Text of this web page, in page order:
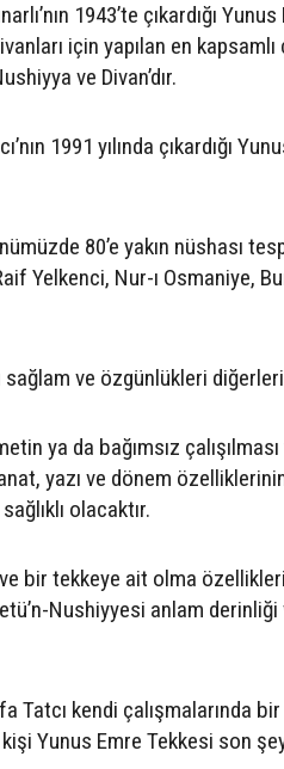
1943’te çıkardığı
için yapılan en
ve Divan’dır.
1991 yılında çıkardığı
80’e yakın nüshası
Yelkenci, Nur-ı Osmaniye,
sağlam ve özgünlükleri
ya da bağımsız
yazı ve dönem
olacaktır.
ve bir tekkeye ait olma
Nushiyyesi anlam
Tatcı kendi çalışmalarında
Yunus Emre Tekkesi son